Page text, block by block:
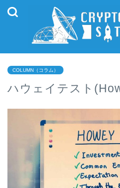
COLUMN（コラム）
ハウェイテスト